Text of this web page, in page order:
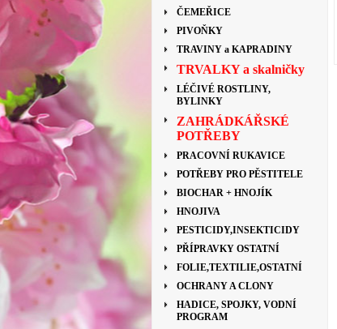
ČEMEŘICE
PIVOŇKY
TRAVINY a KAPRADINY
TRVALKY a skalničky
LÉČIVÉ ROSTLINY,
BYLINKY
ZAHRÁDKÁŘSKÉ
POTŘEBY
PRACOVNÍ RUKAVICE
POTŘEBY PRO PĚSTITELE
BIOCHAR + HNOJÍK
HNOJIVA
PESTICIDY,INSEKTICIDY
PŘÍPRAVKY OSTATNÍ
FOLIE,TEXTILIE,OSTATNÍ
OCHRANY A CLONY
HADICE, SPOJKY, VODNÍ
PROGRAM